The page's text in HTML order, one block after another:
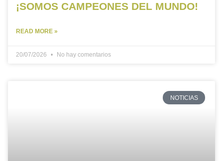
¡SOMOS CAMPEONES DEL MUNDO!
READ MORE »
20/07/2026 No hay comentarios
NOTICIAS